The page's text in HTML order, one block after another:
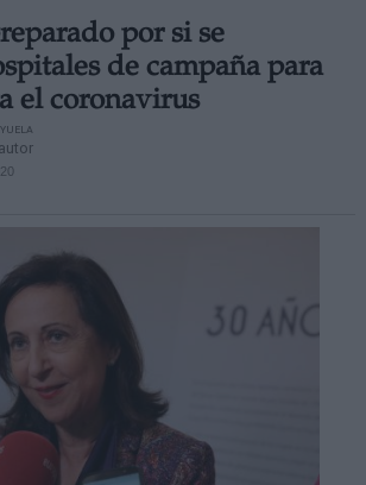
por si se
de campaña para
el coronavirus
link